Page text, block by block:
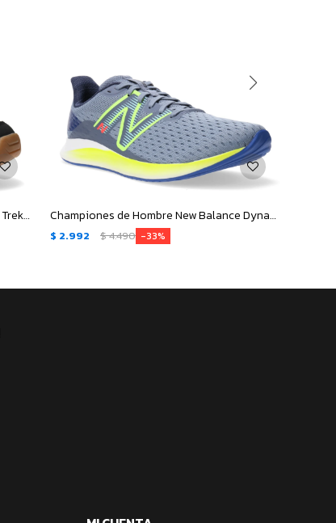
Championes Unisex Topper Grove High Trekking - Gris - Negro Championes de Hombre New Balance DynaSoft Lowky RC - Gris - Azul Marino
$ 2.992 $4.490 33